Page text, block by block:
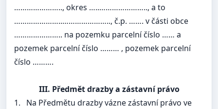
………………….., okres …..………………….., a to
…………………..………………….., č.p. ……. v části obce
………………….. na pozemku parcelní číslo …… a
pozemek parcelní číslo ……… , pozemek parcelní
číslo ……….
III. Předmět drazby a zástavní právo
1. Na Předmětu drazby vázne zástavní právo ve